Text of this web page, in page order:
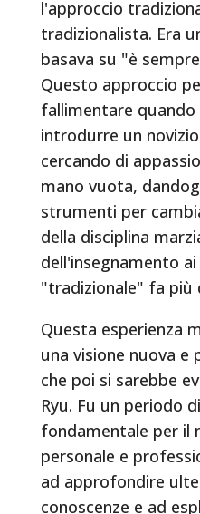
l'approccio
tradizionalista. Era
basava su "è
Questo approccio
fallimentare quando
introdurre un
cercando di
mano vuota,
strumenti per
della disciplina
dell'insegnamento
"tradizionale" fa più
Questa esperienza
una visione nuova e
che poi si sarebbe
Ryu. Fu un periodo
fondamentale per il
personale e
ad approfondire
conoscenze e ad